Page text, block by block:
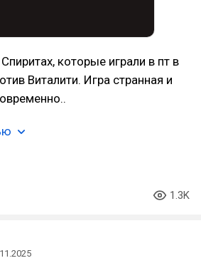
которые играли в пт в
Виталити. Игра странная и
1.3K